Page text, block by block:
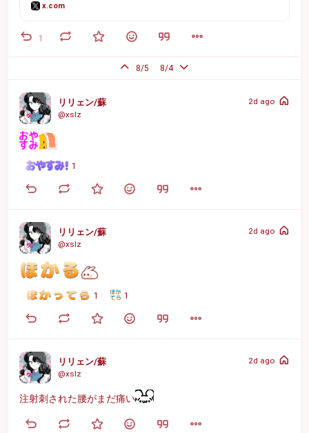
x.com
1
8/5 8/4
リリェン/蘇
@xslz
2d ago
1
リリェン/蘇
@xslz
2d ago
1 1
リリェン/蘇
@xslz
2d ago
注射刺された腰がまだ痛い